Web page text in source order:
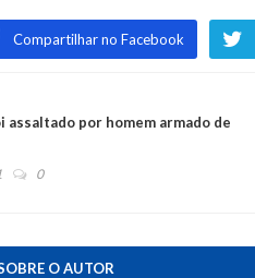
Compartilhar no Facebook
assaltado por homem armado de
0
O AUTOR